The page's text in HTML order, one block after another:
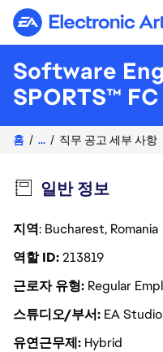
Electronic
Software
SPORTS™ FC
홈 ... 직무 공고 세부 사항
일반 정보
지역: Bucharest, Romania
역할 ID213819
근로자 유형 Regular
스튜디오/부서 EA
유연근무제 Hybrid